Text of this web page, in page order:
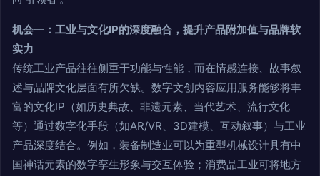
机会一：工业与文化IP的深度融合，提升产品附加值与品牌软
实力
传统工业产品往往侧重于功能与性能，而在情感连接、故事叙
述与品牌文化层面有所欠缺。数字文创内容应用服务能够将丰
富的文化IP（如历史典故、非遗元素、当代艺术、流行文化
等）通过数字化手段（如AR/VR、3D建模、互动叙事）与工业
产品深度结合。例如，装备制造业可以为重型机械设计具有中
国神话元素的数字孪生形象与交互体验；消费品工业可将地方